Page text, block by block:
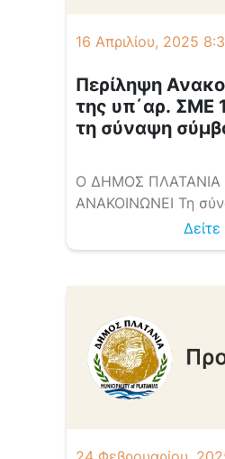
16 Απριλίου, 2025
Περίληψη
της υπ΄αρ. ΣΜΕ
τη σύναψη
άτομο
Ο ΔΗΜΟΣ ΠΛΑΤΑΝΙΑ
ΑΝΑΚΟΙΝΩΝΕΙ Τη
Σύμβασης
(1) άτομο για την
SkillResilience4EU,
Συμφωνίας
Agreement) με
την Ευρωπαϊκή Δράση
«Resilience through